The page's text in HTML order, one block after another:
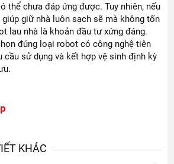
thể chưa đáp ứng được. Tuy nhiên, nếu
giữ nhà luôn sạch sẽ mà không tốn
lau nhà là khoản đầu tư xứng đáng.
đúng loại robot có công nghệ tiên
cầu sử dụng và kết hợp vệ sinh định kỳ
KHÁC